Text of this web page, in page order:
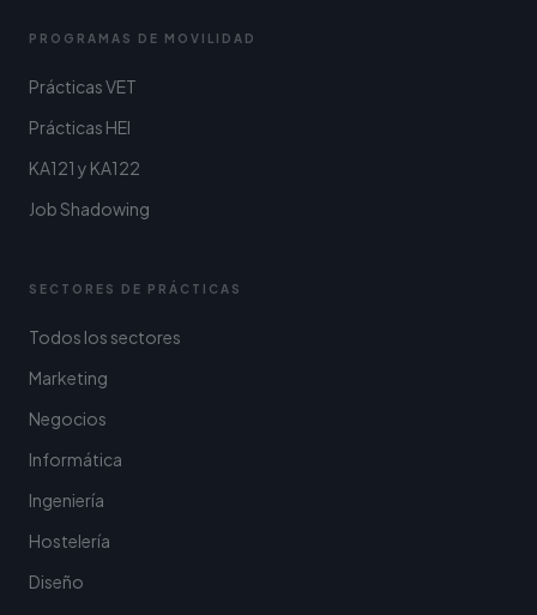
PROGRAMAS DE MOVILIDAD
Prácticas VET
Prácticas HEI
KA121 y KA122
Job Shadowing
SECTORES DE PRÁCTICAS
Todos los sectores
Marketing
Negocios
Informática
Ingeniería
Hostelería
Diseño